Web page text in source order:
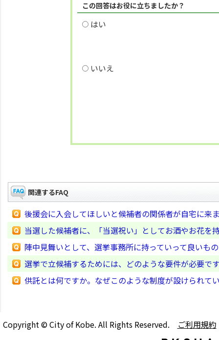
この回答はお役に立ちましたか？
はい
いいえ
関連するFAQ
後援会に入会してほしいと候補者の関係者が自宅に来
当選した候補者に、「当選祝い」としてお酒やお花を
陣中見舞いとして、選挙事務所に持っていって良いも
選挙で立候補するためには、どのような要件が必要で
供託とは何ですか。なぜこのような制度が設けられて
Copyright © City of Kobe. All Rights Reserved. ご利用規約